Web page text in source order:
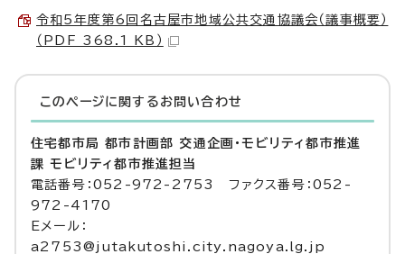
令和5年度第6回名古屋市地域公共交通協議会（議事概要）
（PDF 368.1 KB）
このページに関する お問い合わせ
住宅都市局 都市計画部 交通企画・モビリティ都市推進
課 モビリティ都市推進担当
電話番号：052-972-2753 ファクス番号：052-
972-4170
Eメール：
a2753@jutakutoshi.city.nagoya.lg.jp